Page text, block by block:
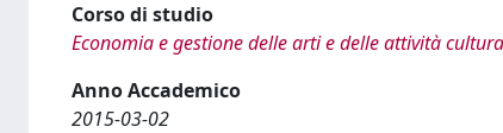
Corso di studio
Economia e gestione delle arti e delle attività
Anno Accademico
2015-03-02